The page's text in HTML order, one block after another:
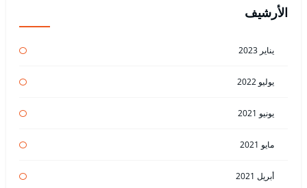
الأرشيف
يناير 2023
يوليو 2022
يونيو 2021
مايو 2021
أبريل 2021